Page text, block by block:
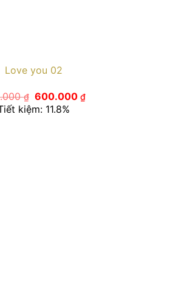
Love you 02
₫ Giá
gốc
là:
600.000₫Giá
kiệm: 11.8%